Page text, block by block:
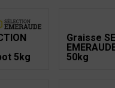
5kg
Graisse
50kg